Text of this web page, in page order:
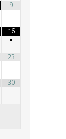
9
16
•
23
30